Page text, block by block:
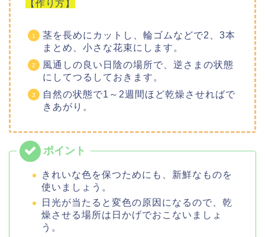
【作り方】
茎を長めにカットし、輪ゴムなどで2、3本
まとめ、小さな花束にします。
風通しの良い日陰の場所で、逆さまの状態
にしてつるしておきます。
自然の状態で1～2週間ほど乾燥させればで
きあがり。
きれいな色を保つためにも、新鮮なものを
使いましょう。
日光が当たると変色の原因になるので、乾
燥させる場所は日かげでおこないましょ
う。